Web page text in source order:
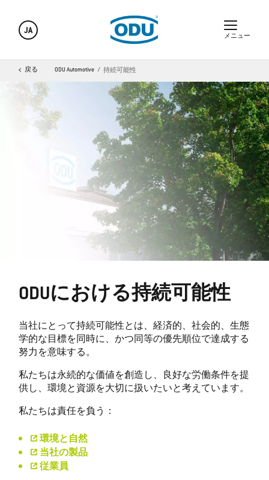
JA
メニュー
戻る ODU Automotive 持続可能性
ODUにおける持続可能性
当社にとって持続可能性とは、経済的、社会的、生態
学的な目標を同時に、かつ同等の優先順位で達成する
努力を意味する。
私たちは永続的な価値を創造し、良好な労働条件を提
供し、環境と資源を大切に扱いたいと考えています。
私たちは責任を負う：
環境と自然
当社の製品
従業員